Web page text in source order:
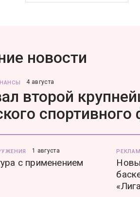
новости
4 августа
второй
спортивного
1 августа
с применением